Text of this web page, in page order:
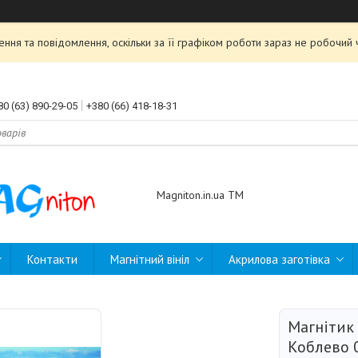
та повідомлення, оскільки за її графіком роботи зараз не
(63) 890-29-05 +380 (66) 418-18-31
Magniton.in.ua ТМ
Контакти Магнітний вініл Акрилова заготівка
Коблево